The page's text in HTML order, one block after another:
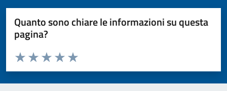
Quanto sono chiare le informazioni su questa
pagina?
Valuta da 1 a 5 stelle la pagina
Valuta 5 stelle su 5
Valuta 4 stelle su 5
Valuta 3 stelle su 5
Valuta 2 stelle su 5
Valuta 1 stelle su 5